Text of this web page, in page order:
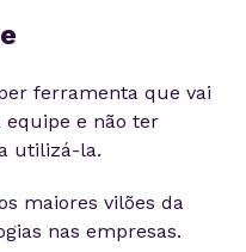
ferramenta que vai
e não ter
utilizá-la.
maiores vilões da
nas empresas.